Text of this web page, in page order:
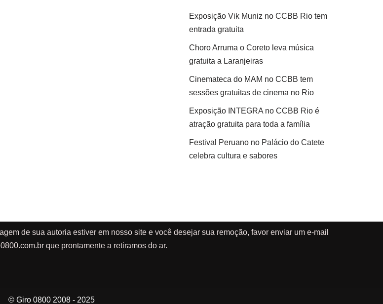
Exposição Vik Muniz no CCBB Rio tem
entrada gratuita
Choro Arruma o Coreto leva música
gratuita a Laranjeiras
Cinemateca do MAM no CCBB tem
sessões gratuitas de cinema no Rio
Exposição INTEGRA no CCBB Rio é
atração gratuita para toda a família
Festival Peruano no Palácio do Catete
celebra cultura e sabores
de sua autoria estiver em nosso site e você desejar sua remoção, favor enviar um e-mail
que prontamente a retiramos do ar.
© Giro 0800 2008 - 2025